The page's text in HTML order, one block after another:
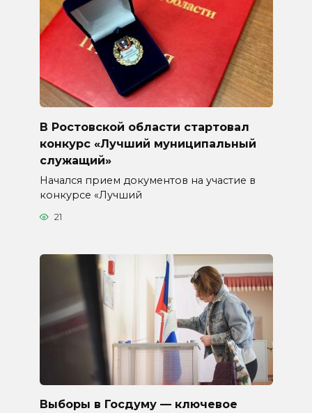
В Ростовской области стартовал
конкурс «Лучший муниципальный
служащий»
Начался прием документов на участие в
конкурсе «Лучший
21
Выборы в Госдуму — ключевое